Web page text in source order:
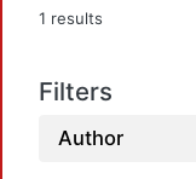
1 results
Filters
Author